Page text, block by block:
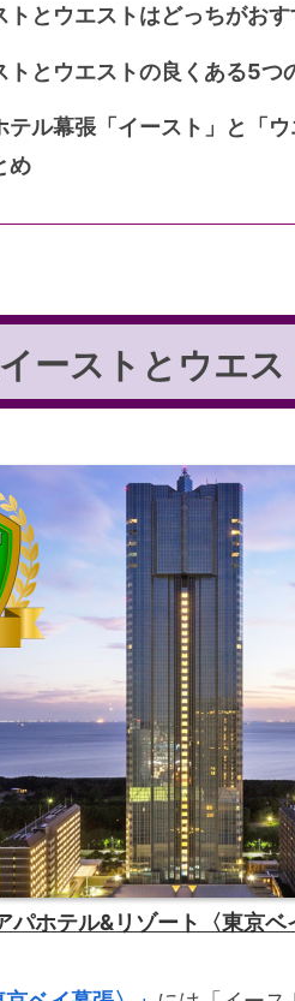
とウエストはどっちがおす
トとウエストの良くある5つ
テル幕張「イースト」と「
め
ーストとウエス
パホテル&リゾート〈東京ベ